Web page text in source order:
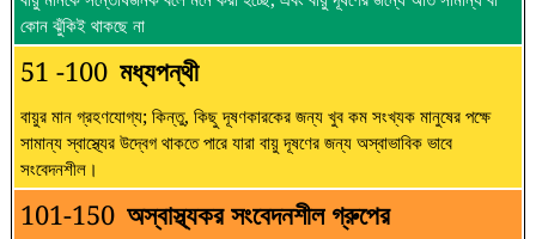
কোন ঝুঁকিই থাকছে না
51 -100 মধ্যপন্থী
বায়ুর মান গ্রহণযোগ্য; কিন্তু, কিছু দূষণকারকের জন্য খুব কম সংখ্যক মানুষের পক্ষে
সামান্য স্বাস্থ্যের উদ্বেগ থাকতে পারে যারা বায়ু দূষণের জন্য অস্বাভাবিক ভাবে
সংবেদনশীল।
101-150 অস্বাস্থ্যকর সংবেদনশীল গ্রুপের